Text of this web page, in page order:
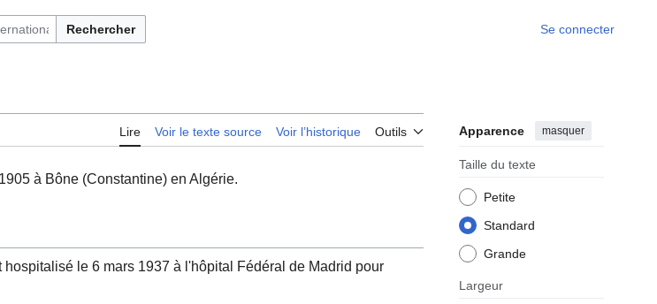
en Espagne (1936-1939)
Rechercher Se connecter
Lire Voir le texte source Voir l’historique Outils Apparence masquer
Taille du texte
Petite
Standard
Grande
Largeur
à Bône (Constantine) en Algérie.
hospitalisé le 6 mars 1937 à l'hôpital Fédéral de Madrid pour